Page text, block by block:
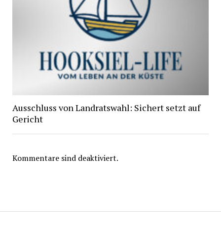
Ausschluss von Landratswahl: Sichert setzt auf
Gericht
Kommentare sind deaktiviert.